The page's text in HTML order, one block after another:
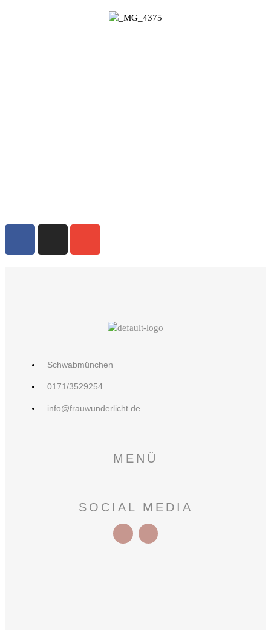
Schwabmünchen
0171/3529254
info@frauwunderlicht.de
MENÜ
SOCIAL MEDIA